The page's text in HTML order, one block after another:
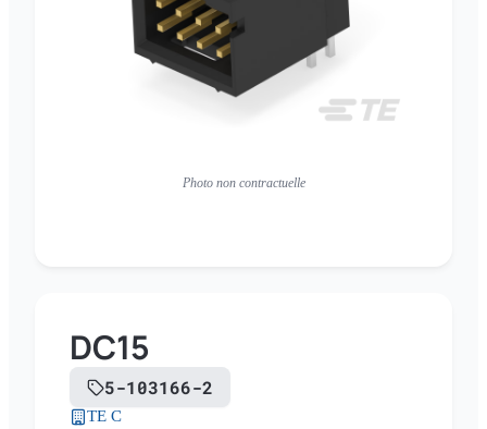
Photo non contractuelle
DC15
5-103166-2
TE C